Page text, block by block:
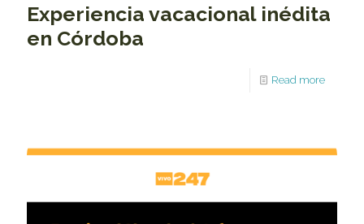
Experiencia vacacional inédita
en Córdoba
Read more